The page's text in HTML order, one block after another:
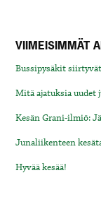
VIIMEISIMMÄT
Bussipysäkit
Mitä ajatuksia uudet
Kesän Grani-ilmiö:
Junaliikenteen
Hyvää kesää!